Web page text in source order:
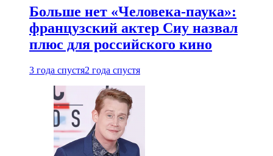
Больше нет «Человека-паука»:
французский актер Сиу назвал
плюс для российского кино
3 года спустя2 года спустя